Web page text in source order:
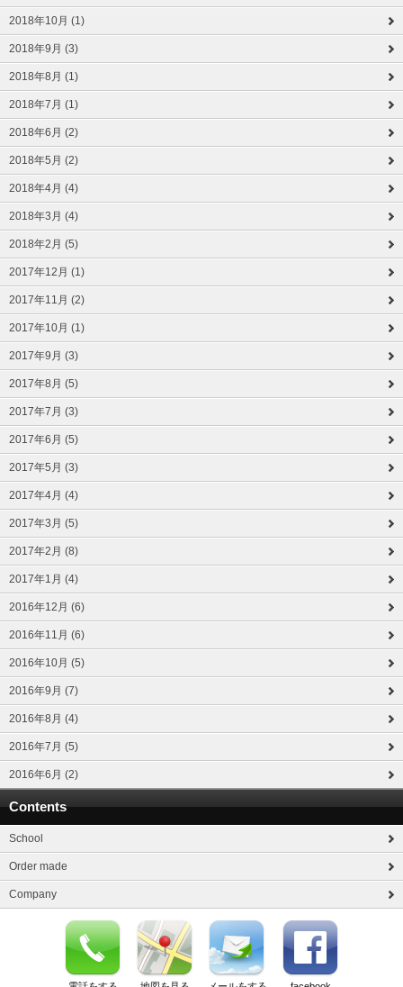
2018年10月 (1)
2018年9月 (3)
2018年8月 (1)
2018年7月 (1)
2018年6月 (2)
2018年5月 (2)
2018年4月 (4)
2018年3月 (4)
2018年2月 (5)
2017年12月 (1)
2017年11月 (2)
2017年10月 (1)
2017年9月 (3)
2017年8月 (5)
2017年7月 (3)
2017年6月 (5)
2017年5月 (3)
2017年4月 (4)
2017年3月 (5)
2017年2月 (8)
2017年1月 (4)
2016年12月 (6)
2016年11月 (6)
2016年10月 (5)
2016年9月 (7)
2016年8月 (4)
2016年7月 (5)
2016年6月 (2)
Contents
School
Order made
Company